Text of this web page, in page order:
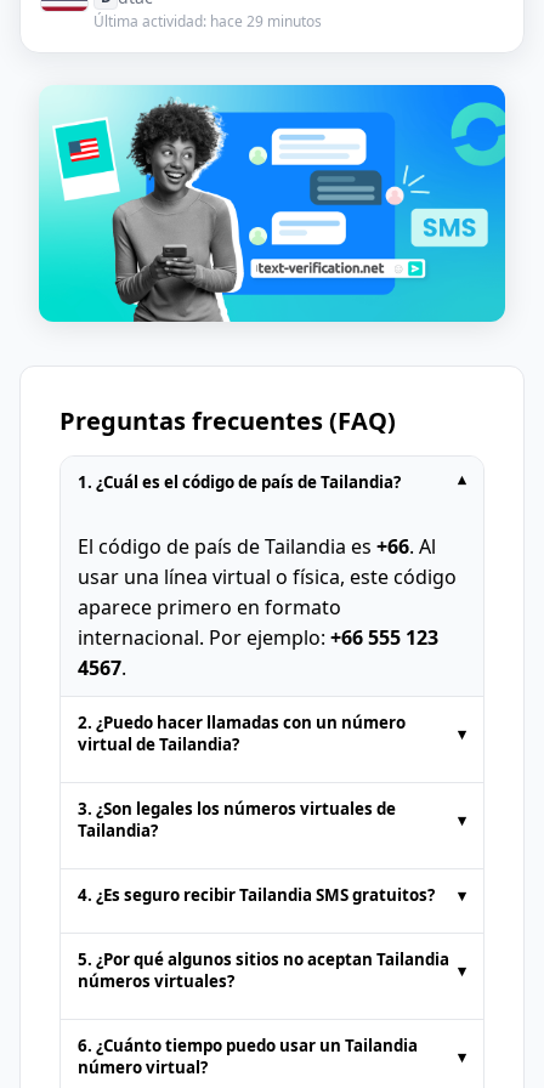
Última actividad: hace 29 minutos
Preguntas frecuentes (FAQ)
1. ¿Cuál es el código de país de Tailandia? ▾
El código de país de Tailandia es +66. Al
usar una línea virtual o física, este código
aparece primero en formato
internacional. Por ejemplo: +66 555 123
4567.
2. ¿Puedo hacer llamadas con un número
virtual de Tailandia?
▾
Los números de teléfono temporales
proporcionados por plataformas de SMS
No se soportan llamadas de voz ni envío
premium pueden ofrecer soporte para
llamadas por un costo adicional.
3. ¿Son legales los números virtuales de
Tailandia?
▾
Sí. Los números virtuales de Tailandia son
totalmente legales para acciones como
embargo, no deben usarse para
cumplir con los términos de uso de la
plataforma.
4. ¿Es seguro recibir Tailandia SMS gratuitos? ▾
Es seguro obtenerSMS gratuitos en
líneade plataformas reputadas. Sin
pueden ser vistos por cualquiera, evita
recibir información sensible o privada a
5. ¿Por qué algunos sitios no aceptan Tailandia
números virtuales?
▾
Algunos sitios bloquean números de
plataformasde SMS en línea
6. ¿Cuánto tiempo puedo usar un Tailandia
número virtual?
▾